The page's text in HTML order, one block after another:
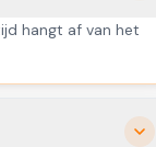
hangt af van het